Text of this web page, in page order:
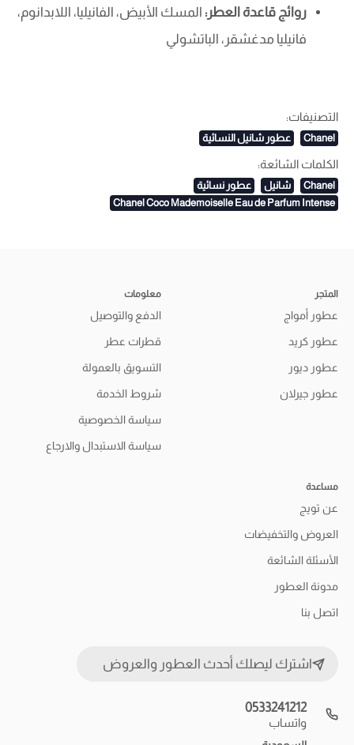
روائج قاعدة العطر: المسك الأبيض، الفانيليا، اللابدانوم،
فانيليا مدغشقر، الباتشولي
التصنيفات:
Chanel عطور شانيل النسائية
الكلمات الشائعة:
Chanel شانيل
عطور نسائية
Chanel Coco Mademoiselle Eau de Parfum Intense
المتجر
عطور أمواج
عطور كريد
عطور ديور
عطور جيرلان
معلومات
الدفع والتوصيل
قطرات عطر
التسويق بالعمولة
شروط الخدمة
سياسة الخصوصية
سياسة الاستبدال والارجاع
مساعدة
عن تويج
العروض والتخفيضات
الأسئلة الشائعة
مدونة العطور
اتصل بنا
اشترك ليصلك أحدث العطور والعروض
0533241212
واتساب